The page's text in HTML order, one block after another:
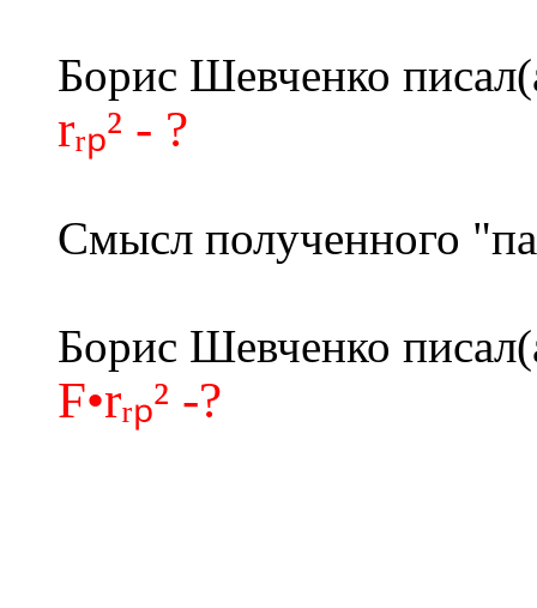
Борис Шевченко
rᵣₚ² - ?
Смысл полученного
Борис Шевченко
F•rᵣₚ² -?